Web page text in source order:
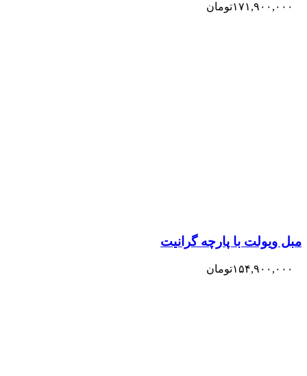
۱۷۱,۹۰۰,۰۰۰تومان
مبل ویولت با پارچه گرانیت
۱۵۴,۹۰۰,۰۰۰تومان